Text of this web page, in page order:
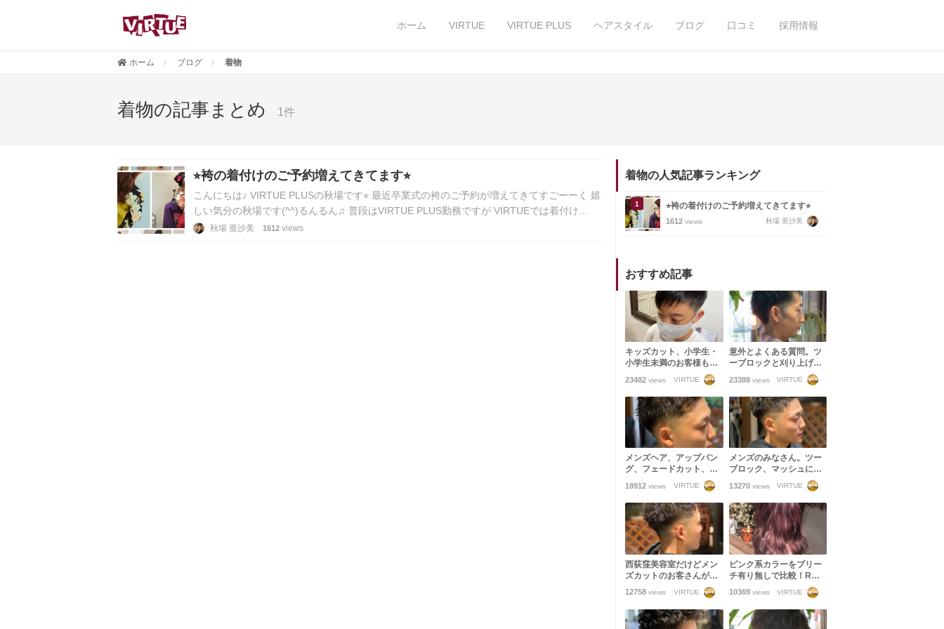
ホーム VIRTUE VIRTUE PLUS ヘアスタイル ブログ 口コミ 採用情報
ホーム ブログ 着物
着物の記事まとめ 1件
⭐︎袴の着付けのご予約増えてきてます⭐︎
こんにちは♪ VIRTUE PLUSの秋場です⭐︎ 最近卒業式の袴のご予約が増えてきてすごーーく 嬉
しい気分の秋場です(^^)るんるん♫ 普段はVIRTUE PLUS勤務ですが VIRTUEでは着付け…
1612 views
秋場 亜沙美
着物の人気記事ランキング
⭐︎袴の着付けのご予約増えてきてます⭐︎
1612 views 秋場 亜沙美
おすすめ記事
キッズカット、小学生・
小学生未満のお客様もご
23482 views VIRTUE
意外とよくある質問。ツ
ーブロックと刈り上げの
違い。フェードカットと
刈り上げの違い。イメー
ジの共有できない失敗。
23388views VIRTUE
メンズヘア、アップバン
グ、フェードカット、ツ
ーブロックを遂に辞める
なら！
18912 views VIRTUE
メンズのみなさん。ツー
ブロック、マッシュに飽
きたらフェードカットに
挑戦してみませんか？
13270views VIRTUE
西荻窪美容室だけどメン
ズカットのお客さんが多
いのはマッシュだけじゃ
ない！フェードカットま
でできるスタイリストの
技術力！
12758 views VIRTUE
ピンク系カラーをブリー
チ有り無しで比較！Rカ
ラーでダメージレスにカ
ラーを楽しみましょう！
10369views VIRTUE